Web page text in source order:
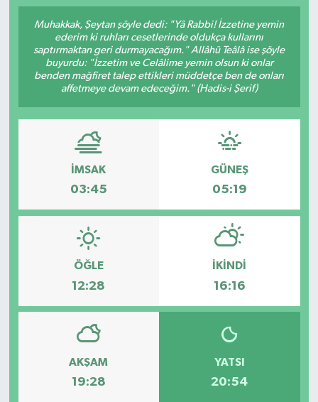
Muhakkak, Şeytan şöyle dedi: "Yâ Rabbi! İzzetine yemin
ederim ki ruhları cesetlerinde oldukça kullarını
saptırmaktan geri durmayacağım." Allâhü Teâlâ ise şöyle
buyurdu: "İzzetim ve Celâlime yemin olsun ki onlar
benden mağfiret talep ettikleri müddetçe ben de onları
affetmeye devam edeceğim." (Hadis-i Şerif)
İMSAK
03:45
GÜNEŞ
05:19
ÖĞLE
12:28
İKINDI
16:16
AKŞAM
19:28
YATSI
20:54